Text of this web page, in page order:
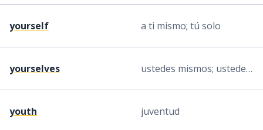
yourself a ti mismo; tú solo
yourselves ustedes mismos; ustedes solos
youth juventud